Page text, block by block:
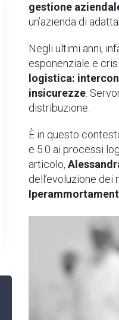
gestione
un’azienda di
Negli ultimi anni,
esponenziale e
logistica:
insicurezze .
distribuzione.
È in questo
e 5.0 ai processi
articolo,
dell’evoluzione